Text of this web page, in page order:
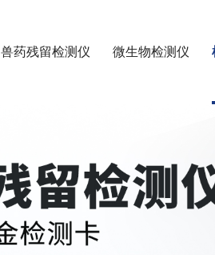
兽药残留检测仪 微生物检测仪